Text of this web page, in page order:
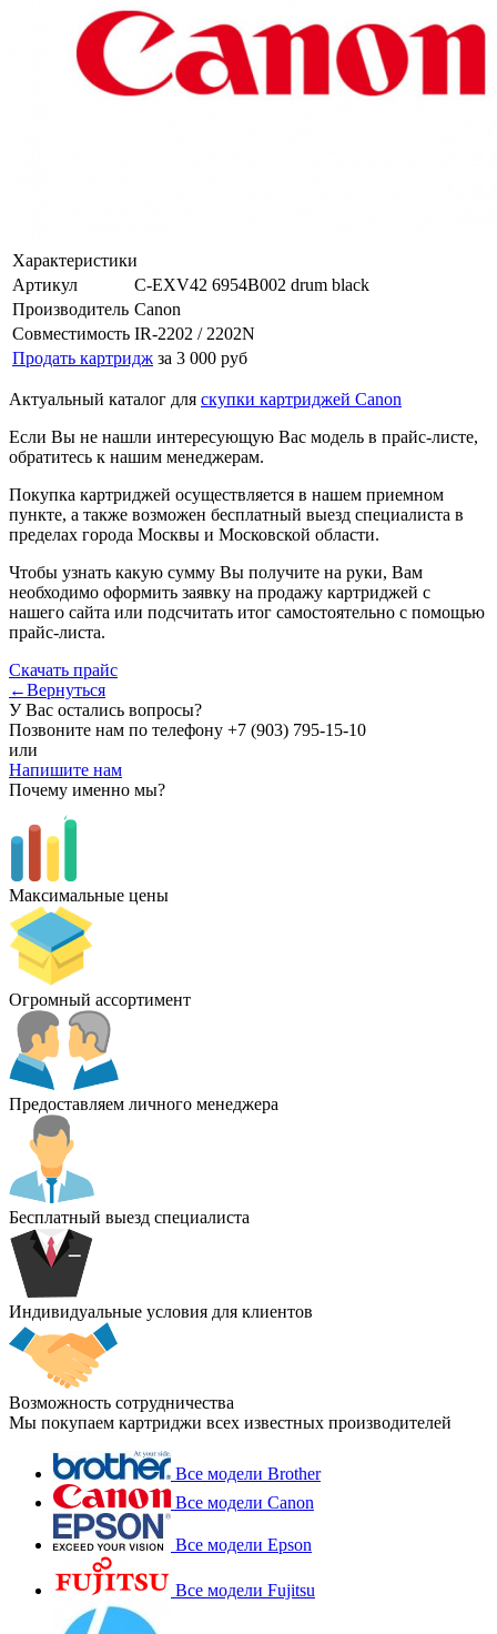
Характеристики
Артикул
C-EXV42 6954B002 drum black
Производитель Canon
Совместимость IR-2202 / 2202N
Продать картридж за 3 000 руб
Актуальный каталог для скупки картриджей Canon
Если Вы не нашли интересующую Вас модель в прайс-листе,
обратитесь к нашим менеджерам.
Покупка картриджей осуществляется в нашем приемном
пункте, а также возможен бесплатный выезд специалиста в
пределах города Москвы и Московской области.
Чтобы узнать какую сумму Вы получите на руки, Вам
необходимо оформить заявку на продажу картриджей с
нашего сайта или подсчитать итог самостоятельно с помощью
прайс-листа.
Скачать прайс
←Вернуться
У Вас остались вопросы?
Позвоните нам по телефону +7 (903) 795-15-10
или
Напишите нам
Почему именно мы?
Максимальные цены
Огромный ассортимент
Предоставляем личного менеджера
Бесплатный выезд специалиста
Индивидуальные условия для клиентов
Возможность сотрудничества
Мы покупаем картриджи всех известных производителей
Все модели Brother
Все модели Canon
Все модели Epson
Все модели Fujitsu